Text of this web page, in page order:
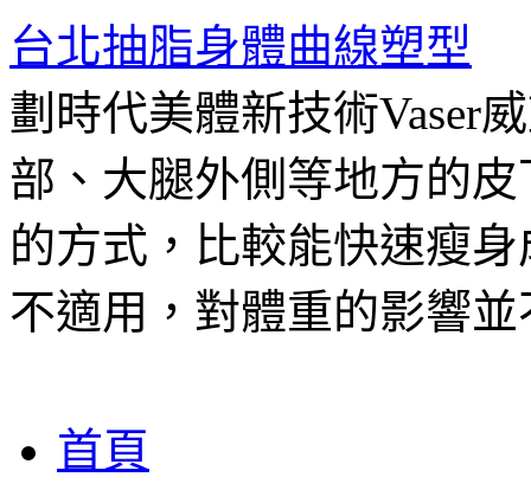
台北抽脂身體曲線塑型
劃時代美體新技術Vaser
部、大腿外側等地方的
的方式，比較能快速瘦
不適用，對體重的影響
至
首頁